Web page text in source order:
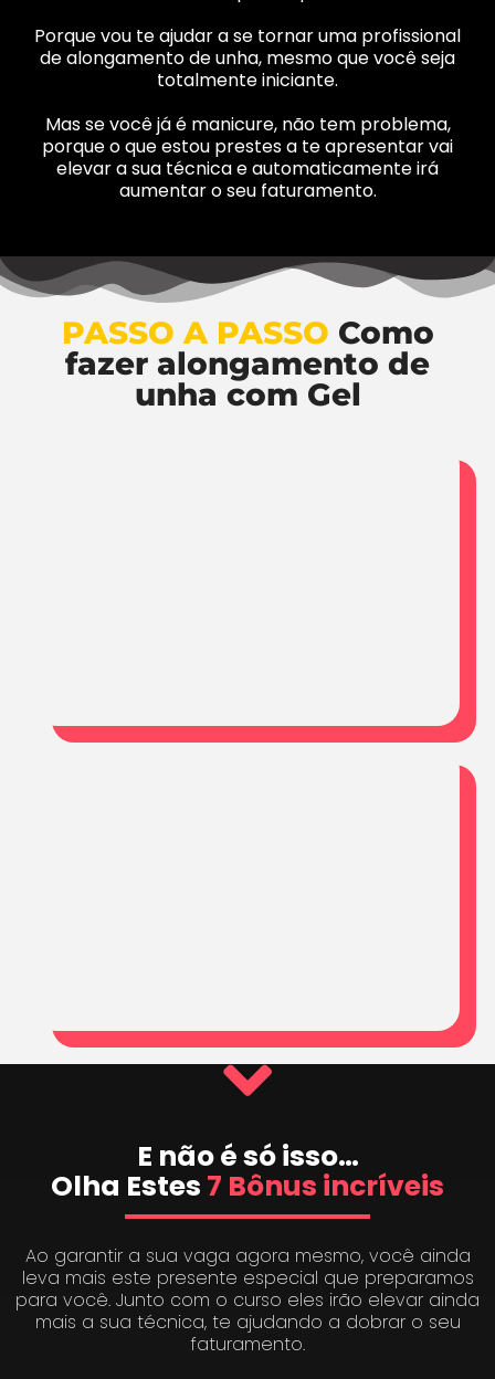
Porque vou te ajudar a se tornar uma profissional
de alongamento de unha, mesmo que você seja
totalmente iniciante.
Mas se você já é manicure, não tem problema,
porque o que estou prestes a te apresentar vai
elevar a sua técnica e automaticamente irá
aumentar o seu faturamento.
PASSO A PASSO Como
fazer alongamento de
unha com Gel
E não é só isso…
Olha Estes 7 Bônus incríveis
Ao garantir a sua vaga agora mesmo, você ainda
leva mais este presente especial que preparamos
para você. Junto com o curso eles irão elevar ainda
mais a sua técnica, te ajudando a dobrar o seu
faturamento.